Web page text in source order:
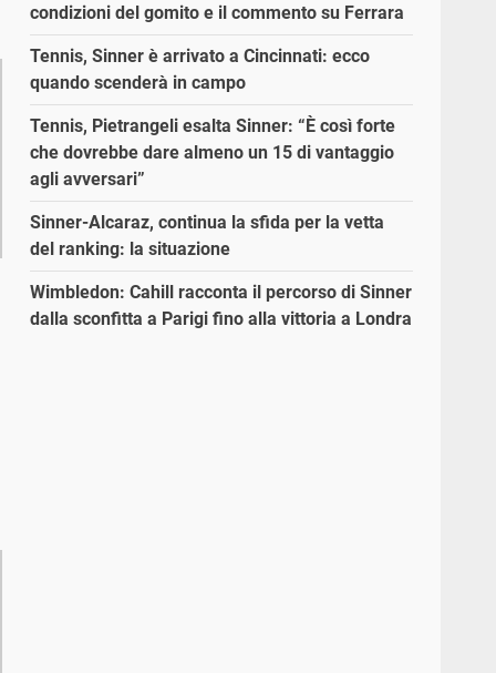
condizioni del gomito e il commento su Ferrara
Tennis, Sinner è arrivato a Cincinnati: ecco
quando scenderà in campo
Tennis, Pietrangeli esalta Sinner: “È così forte
che dovrebbe dare almeno un 15 di vantaggio
agli avversari”
Sinner-Alcaraz, continua la sfida per la vetta
del ranking: la situazione
Wimbledon: Cahill racconta il percorso di Sinner
dalla sconfitta a Parigi fino alla vittoria a Londra